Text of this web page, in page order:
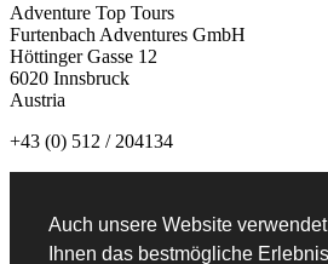
Auch unsere Website
Ihnen das bestmögliche
Adventure Top Tours
Furtenbach Adventures GmbH
Höttinger Gasse 12
6020 Innsbruck
Austria
+43 (0) 512 / 204134
Newsletteranmeldung: